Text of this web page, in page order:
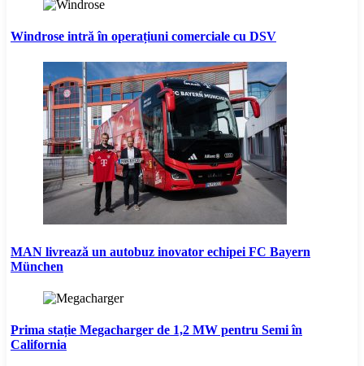
Windrose intră în operațiuni comerciale cu DSV
MAN livrează un autobuz inovator echipei FC Bayern
München
Prima stație Megacharger de 1,2 MW pentru Semi în
California